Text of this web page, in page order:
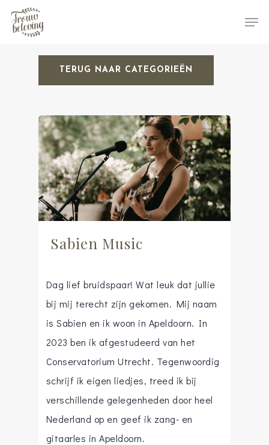
Hit enter to search or ESC to close
TERUG NAAR CATEGORIEËN
Sabien Music
Dag lief bruidspaar! Wat leuk dat jullie
bij mij terecht zijn gekomen. Mij naam
is Sabien en ik woon in Apeldoorn. In
2023 ben ik afgestudeerd van het
Conservatorium Utrecht. Tegenwoordig
schrijf ik eigen liedjes, treed ik bij
verschillende gelegenheden door heel
Nederland op en geef ik zang- en
gitaarles in Apeldoorn.